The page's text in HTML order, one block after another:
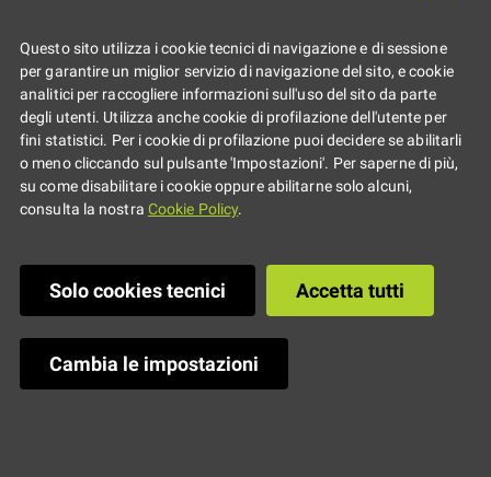
Questo sito utilizza i cookie tecnici di navigazione e di sessione
per garantire un miglior servizio di navigazione del sito, e cookie
analitici per raccogliere informazioni sull'uso del sito da parte
degli utenti. Utilizza anche cookie di profilazione dell'utente per
fini statistici. Per i cookie di profilazione puoi decidere se abilitarli
o meno cliccando sul pulsante 'Impostazioni'. Per saperne di più,
su come disabilitare i cookie oppure abilitarne solo alcuni,
consulta la nostra Cookie Policy.
Solo cookies tecnici Accetta tutti
Cambia le impostazioni